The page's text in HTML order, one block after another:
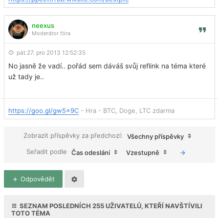
neexus
Moderátor fóra
pát 27. pro 2013 12:52:35
No jasně že vadí.. pořád sem dáváš svůj reflink na téma které
už tady je..
https://goo.gl/gw5x9C - Hra - BTC, Doge, LTC zdarma
Zobrazit příspěvky za předchozí:
Všechny příspěvky
Seřadit podle
Čas odeslání Vzestupně
Odpovědět
SEZNAM POSLEDNÍCH 255UŽIVATELŮ, KTEŘÍ NAVŠTÍVILI
TOTO TÉMA